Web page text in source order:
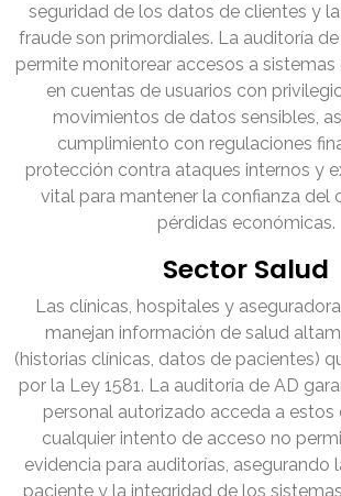
seguridad de los datos de clientes y
fraude son primordiales. La auditoría
permite monitorear accesos a
en cuentas de usuarios con
movimientos de datos sensibles,
cumplimiento con regulaciones
protección contra ataques internos y
vital para mantener la confianza del
pérdidas económicas.
Sector Salud
Las clínicas, hospitales y
manejan información de salud
(historias clínicas, datos de pacientes)
por la Ley 1581. La auditoría de AD
personal autorizado acceda a estos
cualquier intento de acceso no
evidencia para auditorías, asegurando
paciente y la integridad de los